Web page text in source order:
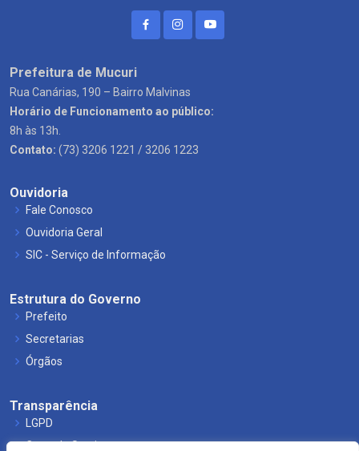
Prefeitura de Mucuri
Rua Canárias, 190 – Bairro Malvinas
Horário de Funcionamento ao público:
8h às 13h.
Contato: (73) 3206 1221 / 3206 1223
Ouvidoria
Fale Conosco
Ouvidoria Geral
SIC - Serviço de Informação
Estrutura do Governo
Prefeito
Secretarias
Órgãos
Transparência
LGPD
Carta de Serviços